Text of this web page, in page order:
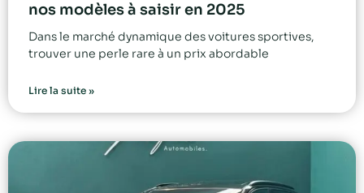
nos modèles à saisir en 2025
Dans le marché dynamique des voitures sportives,
trouver une perle rare à un prix abordable
Lire la suite »